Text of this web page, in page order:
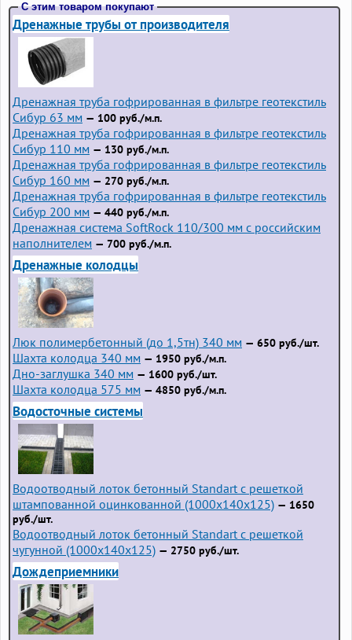
С этим товаром покупают
Дренажные трубы от производителя
Дренажная труба гофрированная в фильтре геотекстиль
Сибур 63 мм — 100 руб./м.п.
Дренажная труба гофрированная в фильтре геотекстиль
Сибур 110 мм — 130 руб./м.п.
Дренажная труба гофрированная в фильтре геотекстиль
Сибур 160 мм — 270 руб./м.п.
Дренажная труба гофрированная в фильтре геотекстиль
Сибур 200 мм — 440 руб./м.п.
Дренажная система SoftRock 110/300 мм с российским
наполнителем — 700 руб./м.п.
Дренажные колодцы
Люк полимербетонный (до 1,5тн) 340 мм — 650 руб./шт.
Шахта колодца 340 мм — 1950 руб./м.п.
Дно-заглушка 340 мм — 1600 руб./шт.
Шахта колодца 575 мм — 4850 руб./м.п.
Водосточные системы
Водоотводный лоток бетонный Standart с решеткой
штампованной оцинкованной (1000x140x125) — 1650
руб./шт.
Водоотводный лоток бетонный Standart с решеткой
чугунной (1000x140x125) — 2750 руб./шт.
Дождеприемники